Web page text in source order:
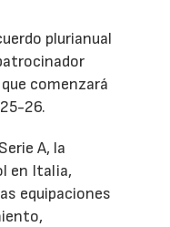
plurianual
comenzará
26.
A, la
en Italia,
equipaciones